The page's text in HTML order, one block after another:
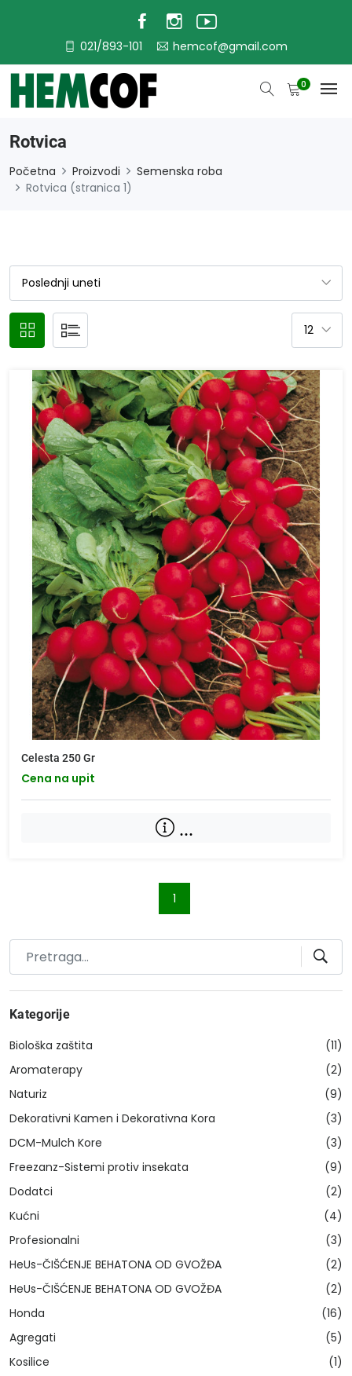
021/893-101 hemcof@gmail.com
0
Rotvica
Početna Proizvodi
Semenska roba
Rotvica (stranica 1)
Celesta 250 Gr
Cena na upit
...
1
Kategorije
Biološka zaštita
(11)
Aromaterapy
(2)
Naturiz
(9)
Dekorativni Kamen i Dekorativna Kora
(3)
DCM-Mulch Kore
(3)
Freezanz-Sistemi protiv insekata
(9)
Dodatci
(2)
Kućni
(4)
Profesionalni
(3)
HeUs-ČIŠĆENJE BEHATONA OD GVOŽĐA
(2)
HeUs-ČIŠĆENJE BEHATONA OD GVOŽĐA
(2)
Honda
(16)
Agregati
(5)
Kosilice
(1)